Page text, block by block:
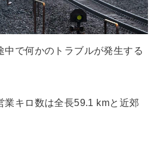
中で何かのトラブルが発生する
業キロ数は全長59.1 kmと近郊